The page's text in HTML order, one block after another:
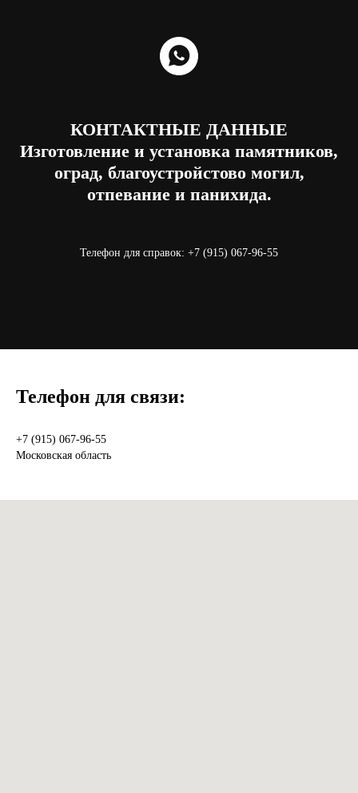
КОНТАКТНЫЕ ДАННЫЕ
Изготовление и установка памятников,
оград, благоустройстово могил,
отпевание и панихида.
Телефон для справок: +7 (915) 067-96-55
Телефон для связи:
+7 (915) 067-96-55
Московская область